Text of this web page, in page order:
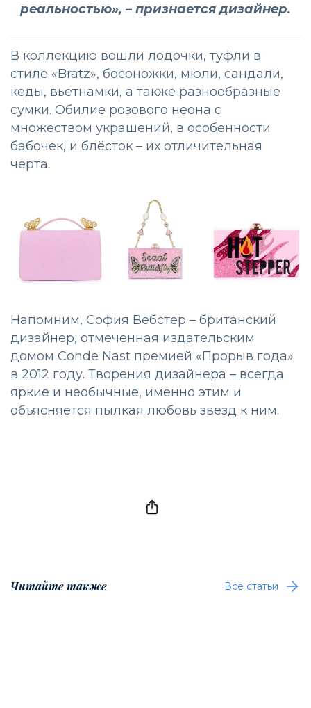
реальностью», – признается дизайнер.
В коллекцию вошли лодочки, туфли в
стиле «Bratz», босоножки, мюли, сандали,
кеды, вьетнамки, а также разнообразные
сумки. Обилие розового неона с
множеством украшений, в особенности
бабочек, и блёсток – их отличительная
черта.
Напомним, София Вебстер – британский
дизайнер, отмеченная издательским
домом Conde Nast премией «Прорыв года»
в 2012 году. Творения дизайнера – всегда
яркие и необычные, именно этим и
объясняется пылкая любовь звезд к ним.
Читайте также Все статьи